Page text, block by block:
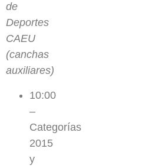
de
Deportes
CAEU
(canchas
auxiliares)
10:00
–
Categorías
2015
y